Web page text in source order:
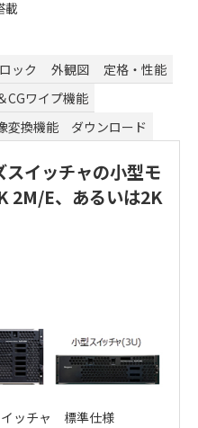
載
ック 外観図
定格・性能
CGワイプ機能
変換機能 ダウンロード
イッチャの小型モ
E、あるいは2K
ッチャ 標準仕様